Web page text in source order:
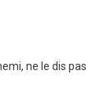
ne le dis pas